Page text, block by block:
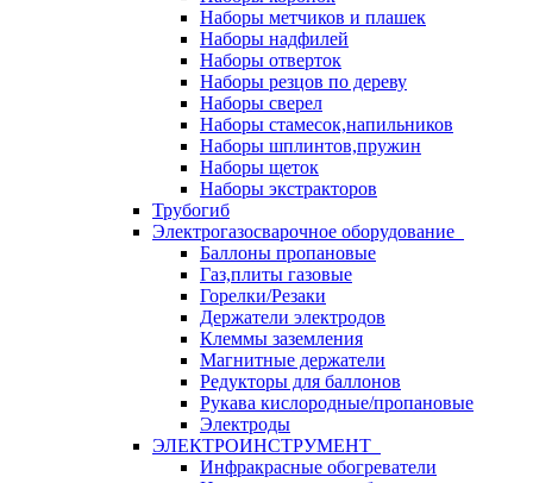
Наборы метчиков и плашек
Наборы надфилей
Наборы отверток
Наборы резцов по дереву
Наборы сверел
Наборы стамесок,напильников
Наборы шплинтов,пружин
Наборы щеток
Наборы экстракторов
Трубогиб
Электрогазосварочное оборудование
Баллоны пропановые
Газ,плиты газовые
Горелки/Резаки
Держатели электродов
Клеммы заземления
Магнитные держатели
Редукторы для баллонов
Рукава кислородные/пропановые
Электроды
ЭЛЕКТРОИНСТРУМЕНТ
Инфракрасные обогреватели